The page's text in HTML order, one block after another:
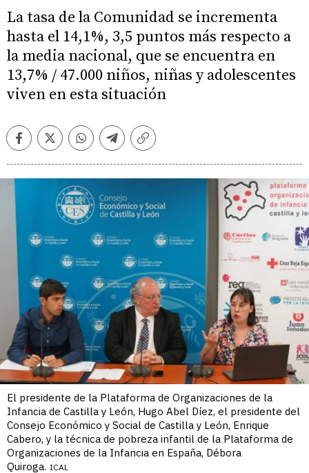
La tasa de la Comunidad se incrementa
hasta el 14,1%, 3,5 puntos más respecto a
la media nacional, que se encuentra en
13,7% / 47.000 niños, niñas y adolescentes
viven en esta situación
FacebookTwitterWhatsappTelegramCopiar
El presidente de la Plataforma de Organizaciones de la
Infancia de Castilla y León, Hugo Abel Díez, el presidente del
Consejo Económico y Social de Castilla y León, Enrique
Cabero, y la técnica de pobreza infantil de la Plataforma de
Organizaciones de la Infancia en España, Débora
Quiroga. ICAL